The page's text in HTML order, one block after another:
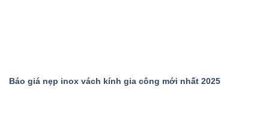
Báo giá nẹp inox vách kính gia công mới nhất 2025